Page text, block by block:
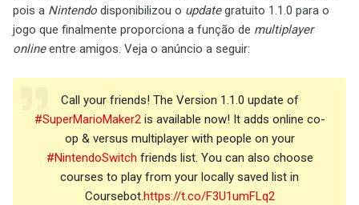
pois a Nintendo disponibilizou o updategratuito 1.1.0 para o
jogo que finalmente proporciona a função de multiplayer
onlineentre amigos. Veja o anúncio a seguir:
Call your friends! The Version 1.1.0 update of
#SuperMarioMaker2is available now! It adds online co-
op & versus multiplayer with people on your
#NintendoSwitch friends list. You can also choose
courses to play from your locally saved list in
Coursebot.https://t.co/F3U1umFLq2